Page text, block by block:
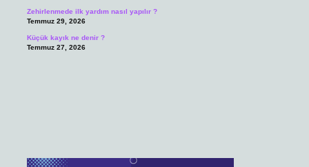
Zehirlenmede ilk yardım nasıl yapılır ?
Temmuz 29, 2026
Küçük kayık ne denir ?
Temmuz 27, 2026